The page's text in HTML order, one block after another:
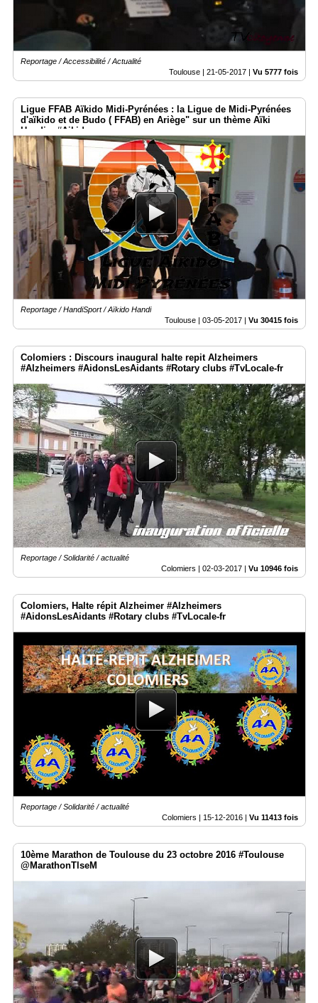
Reportage / Accessibilité / Actualité
Toulouse | 21-05-2017 | Vu 5777 fois
Ligue FFAB Aïkido Midi-Pyrénées : la Ligue de Midi-Pyrénées
d'aïkido et de Budo ( FFAB) en Ariège" sur un thème Aïki
Handi » #Aikido
Reportage / HandiSport / Aïkido Handi
Toulouse | 03-05-2017 | Vu 30415 fois
Colomiers : Discours inaugural halte repit Alzheimers
#Alzheimers #AidonsLesAidants #Rotary clubs #TvLocale-fr
Reportage / Solidarité / actualité
Colomiers | 02-03-2017 Vu 10946 fois
Colomiers, Halte répit Alzheimer #Alzheimers
#AidonsLesAidants #Rotary clubs #TvLocale-fr
Reportage / Solidarité / actualité
Colomiers | 15-12-2016 | Vu 11413 fois
10ème Marathon de Toulouse du 23 octobre 2016 #Toulouse
@MarathonTlseM